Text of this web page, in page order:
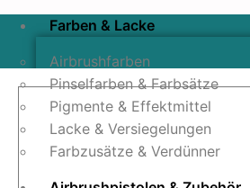
Farben & Lacke
Airbrushfarben
Pinselfarben & Farbsätze
Pigmente & Effektmittel
Lacke & Versiegelungen
Farbzusätze & Verdünner